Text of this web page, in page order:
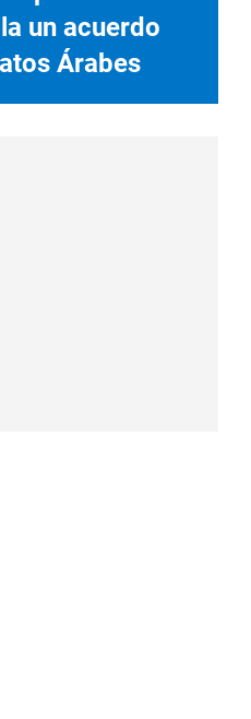
un acuerdo
Árabes